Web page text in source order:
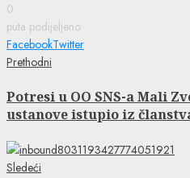
0
puta podijeljeno
FacebookTwitter
Continue
Reading
Prethodni
Potresi u OO SNS-a Mali
ustanove istupio iz
Sledeći